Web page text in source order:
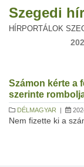
Szegedi
HÍRPORTÁLOK
Számon kérte a
szerinte
DÉLMAGYAR |
Nem fizette ki a